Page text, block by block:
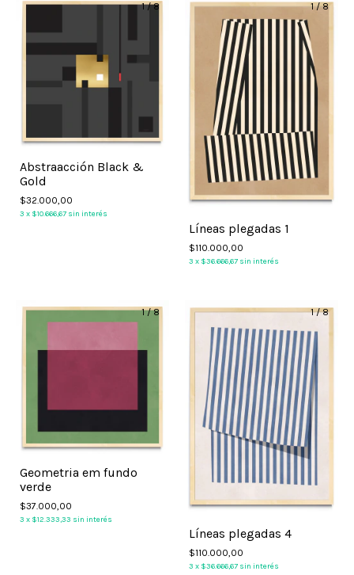
1/8
Abstraacción Black &
Gold
$32.000,00
3 x $10.666,67 sin interés
1/8
Líneas plegadas 1
$110.000,00
3 x $36.666,67 sin interés
1/8
Geometria em fundo
verde
$37.000,00
3 x $12.333,33 sin interés
1/8
Líneas plegadas 4
$110.000,00
3 x $36.666,67 sin interés